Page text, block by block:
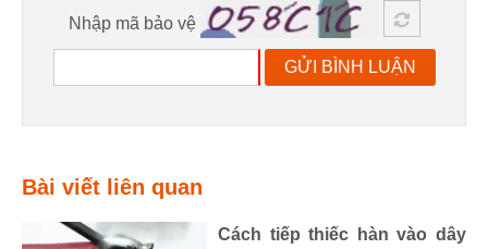
Nhập mã bảo vệ
GỬI BÌNH LUẬN
Bài viết liên quan
Cách tiếp thiếc hàn vào dây